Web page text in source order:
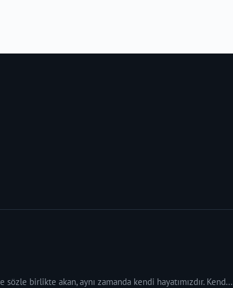
birlikte akan, aynı zamanda kendi hayatımızdır. Kend...